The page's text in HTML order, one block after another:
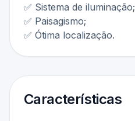
✅ Sistema de iluminação;
✅ Paisagismo;
✅ Ótima localização.
Características